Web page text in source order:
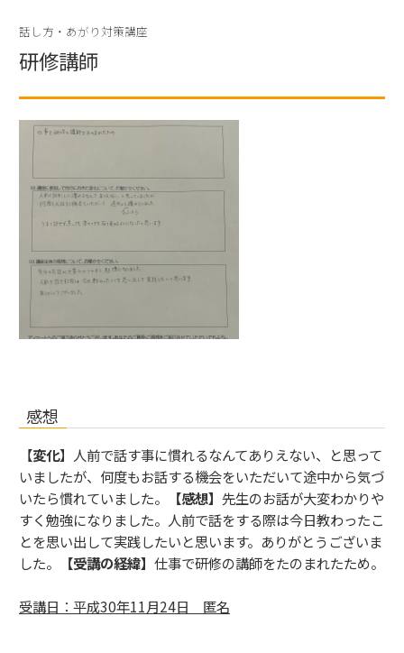
話し方・あがり対策講座
研修講師
感想
【変化】人前で話す事に慣れるなんてありえない、と思って
いましたが、何度もお話する機会をいただいて途中から気づ
いたら慣れていました。
【感想】 先生のお話が大変わかりや
すく勉強になりました。人前で話をする際は今日教わったこ
とを思い出して実践したいと思います。ありがとうございま
した。
【受講の経緯】 仕事で研修の講師をたのまれたため。
受講日：平成30年11月24日 匿名